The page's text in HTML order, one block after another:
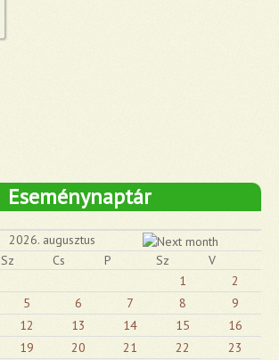
Eseménynaptár
2026. augusztus
Sz Cs P Sz
V
1
2
5 6 7 8
9
12 13 14 15
16
19 20 21 22
23